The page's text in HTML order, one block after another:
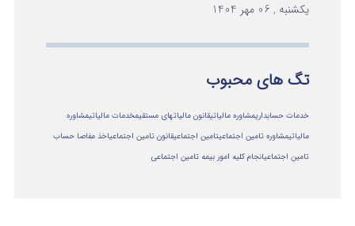
یکشنبه , 06 مهر 1404
تگ های محبوب
خدمات حسابداریمشاوره مالیاتیقانون مالیاتهای مستقیمخدمات مالیاتیمشاوره
مالياتيمشاوره تامین اجتماعیتامین اجتماعیقانون تامین اجتماعیاخذ مفاصا حساب
تامین اجتماعیانجام کلیه امور بیمه تامین اجتماعی